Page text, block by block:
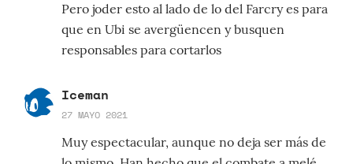
Pero joder esto al lado de lo del Farcry es para
que en Ubi se avergüencen y busquen
responsables para cortarlos
Iceman
27 MAYO 2021
Muy espectacular, aunque no deja ser más de